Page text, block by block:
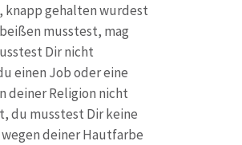
knapp gehalten wurdest
musstest, mag
Dir nicht
einen Job oder eine
deiner Religion nicht
du musstest Dir keine
deiner Hautfarbe